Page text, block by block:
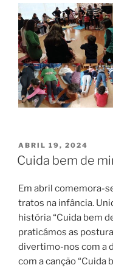
PUBLICADO
EM
ABRIL 19, 2024
Cuida bem de
Em abril comemora-
tratos na infância.
história “Cuida bem
praticámos as
divertimo-nos com a
com a canção “Cuida